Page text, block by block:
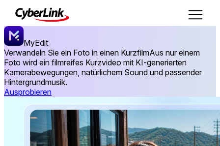
MyEdit
Verwandeln Sie ein Foto in einen KurzfilmAus nur einem
Foto wird ein filmreifes Kurzvideo mit KI-generierten
Kamerabewegungen, natürlichem Sound und passender
Hintergrundmusik.
Ausprobieren